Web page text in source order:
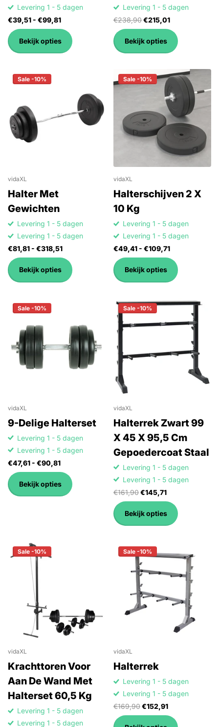
Levering 1 - 5 dagen
€39,51 - €99,81
Bekijk opties
Levering 1 - 5 dagen
€238,90€215,01
Bekijk opties
Sale -10%
vidaXL
Halter Met
Gewichten
Levering 1 - 5 dagen
Levering 1 - 5 dagen
€81,81 - €318,51
Bekijk opties
Sale -10%
vidaXL
Halterschijven 2 X
10 Kg
Levering 1 - 5 dagen
Levering 1 - 5 dagen
€49,41 - €109,71
Bekijk opties
Sale -10%
vidaXL
9-Delige Halterset
Levering 1 - 5 dagen
Levering 1 - 5 dagen
€47,61 - €90,81
Bekijk opties
Sale -10%
vidaXL
Halterrek Zwart 99
X 45 X 95,5 Cm
Gepoedercoat Staal
Levering 1 - 5 dagen
Levering 1 - 5 dagen
€161,90€145,71
Bekijk opties
Sale -10%
vidaXL
Krachttoren Voor
Aan De Wand Met
Halterset 60,5 Kg
Levering 1 - 5 dagen
Levering 1 - 5 dagen
Sale -10%
vidaXL
Halterrek
Levering 1 - 5 dagen
Levering 1 - 5 dagen
€169,90€152,91